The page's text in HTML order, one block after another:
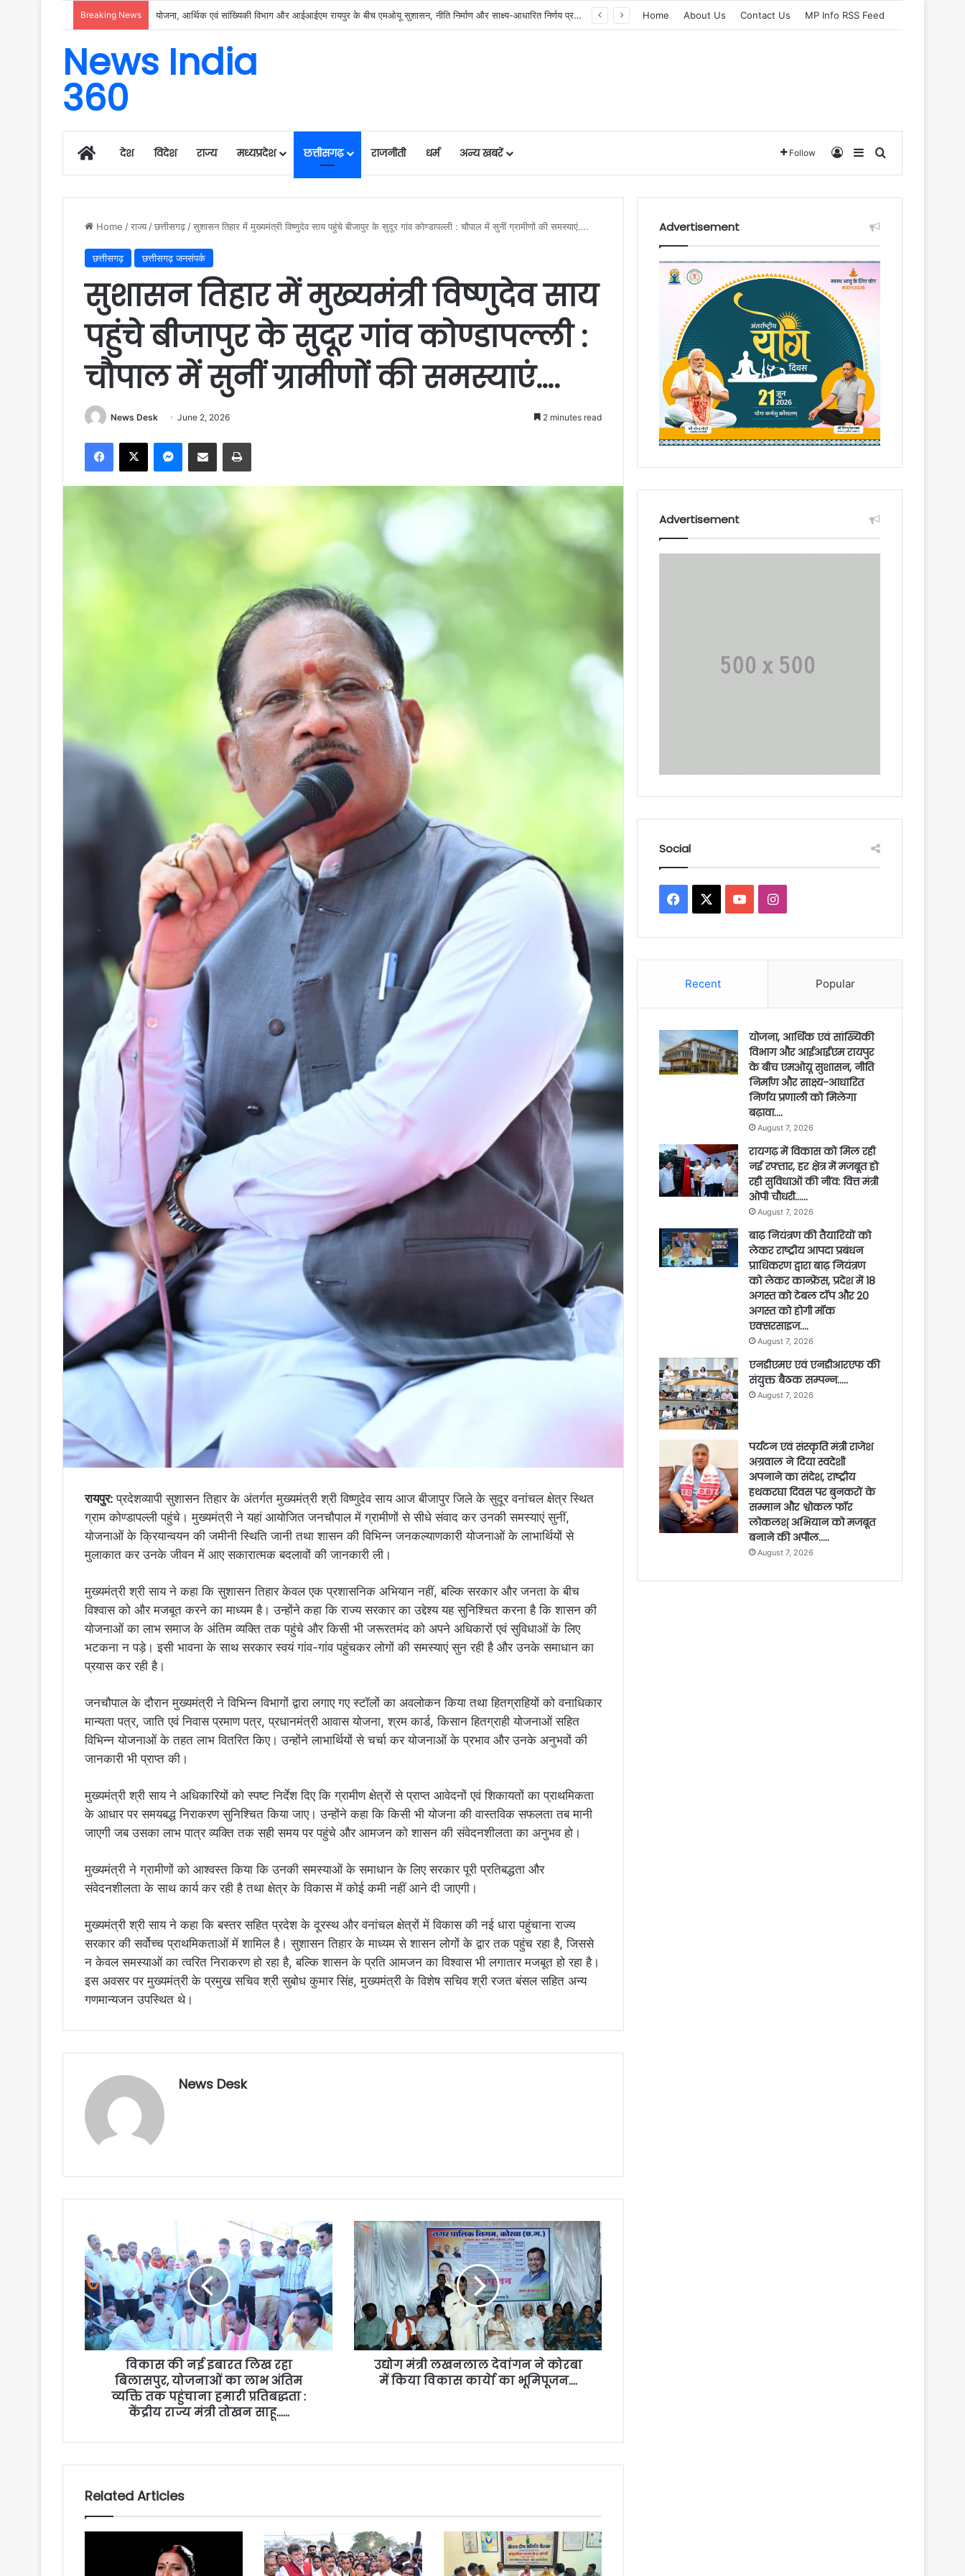
Breaking News रायगढ़ में विकास को मिल रही नई रफ्तार, हर क्षेत्र में मजबूत हो रही सुविधाओं की नींव: वित्त मंत्री ओपी चौधरी…… Home About Us Contact Us MP Info RSS Feed
News India
360
Homeदेश विदेश राज्य मध्यप्रदेश छत्तीसगढ़ राजनीती धर्म अन्य खबरें Follow Log InSidebarSearch for
Home /राज्य /छत्तीसगढ़ /सुशासन तिहार में मुख्यमंत्री विष्णुदेव साय पहुंचे बीजापुर के सुदूर गांव कोण्डापल्ली : चौपाल में सुनीं ग्रामीणों की समस्याएं….
छत्तीसगढ़ छत्तीसगढ़ जनसंपर्क
सुशासन तिहार में मुख्यमंत्री विष्णुदेव साय
पहुंचे बीजापुर के सुदूर गांव कोण्डापल्ली :
चौपाल में सुनीं ग्रामीणों की समस्याएं….
News Desk June 2, 2026 2 minutes read
Facebook
X Messenger
Share via Email Print
रायपुर:प्रदेशव्यापी सुशासन तिहार के अंतर्गत मुख्यमंत्री श्री विष्णुदेव साय आज बीजापुर जिले के सुदूर वनांचल क्षेत्र स्थित
ग्राम कोण्डापल्ली पहुंचे। मुख्यमंत्री ने यहां आयोजित जनचौपाल में ग्रामीणों से सीधे संवाद कर उनकी समस्याएं सुनीं,
योजनाओं के क्रियान्वयन की जमीनी स्थिति जानी तथा शासन की विभिन्न जनकल्याणकारी योजनाओं के लाभार्थियों से
मुलाकात कर उनके जीवन में आए सकारात्मक बदलावों की जानकारी ली।
मुख्यमंत्री श्री साय ने कहा कि सुशासन तिहार केवल एक प्रशासनिक अभियान नहीं, बल्कि सरकार और जनता के बीच
विश्वास को और मजबूत करने का माध्यम है। उन्होंने कहा कि राज्य सरकार का उद्देश्य यह सुनिश्चित करना है कि शासन की
योजनाओं का लाभ समाज के अंतिम व्यक्ति तक पहुंचे और किसी भी जरूरतमंद को अपने अधिकारों एवं सुविधाओं के लिए
भटकना न पड़े। इसी भावना के साथ सरकार स्वयं गांव-गांव पहुंचकर लोगों की समस्याएं सुन रही है और उनके समाधान का
प्रयास कर रही है।
जनचौपाल के दौरान मुख्यमंत्री ने विभिन्न विभागों द्वारा लगाए गए स्टॉलों का अवलोकन किया तथा हितग्राहियों को वनाधिकार
मान्यता पत्र, जाति एवं निवास प्रमाण पत्र, प्रधानमंत्री आवास योजना, श्रम कार्ड, किसान हितग्राही योजनाओं सहित
विभिन्न योजनाओं के तहत लाभ वितरित किए। उन्होंने लाभार्थियों से चर्चा कर योजनाओं के प्रभाव और उनके अनुभवों की
जानकारी भी प्राप्त की।
मुख्यमंत्री श्री साय ने अधिकारियों को स्पष्ट निर्देश दिए कि ग्रामीण क्षेत्रों से प्राप्त आवेदनों एवं शिकायतों का प्राथमिकता
के आधार पर समयबद्ध निराकरण सुनिश्चित किया जाए। उन्होंने कहा कि किसी भी योजना की वास्तविक सफलता तब मानी
जाएगी जब उसका लाभ पात्र व्यक्ति तक सही समय पर पहुंचे और आमजन को शासन की संवेदनशीलता का अनुभव हो।
मुख्यमंत्री ने ग्रामीणों को आश्वस्त किया कि उनकी समस्याओं के समाधान के लिए सरकार पूरी प्रतिबद्धता और
संवेदनशीलता के साथ कार्य कर रही है तथा क्षेत्र के विकास में कोई कमी नहीं आने दी जाएगी।
मुख्यमंत्री श्री साय ने कहा कि बस्तर सहित प्रदेश के दूरस्थ और वनांचल क्षेत्रों में विकास की नई धारा पहुंचाना राज्य
सरकार की सर्वोच्च प्राथमिकताओं में शामिल है। सुशासन तिहार के माध्यम से शासन लोगों के द्वार तक पहुंच रहा है, जिससे
न केवल समस्याओं का त्वरित निराकरण हो रहा है, बल्कि शासन के प्रति आमजन का विश्वास भी लगातार मजबूत हो रहा है।
इस अवसर पर मुख्यमंत्री के प्रमुख सचिव श्री सुबोध कुमार सिंह, मुख्यमंत्री के विशेष सचिव श्री रजत बंसल सहित अन्य
गणमान्यजन उपस्थित थे।
News Desk
विकास की नई इबारत लिख रहा
बिलासपुर, योजनाओं का लाभ अंतिम
व्यक्ति तक पहुंचाना हमारी प्रतिबद्धता :
केंद्रीय राज्य मंत्री तोखन साहू……
उद्योग मंत्री लखनलाल देवांगन ने कोरबा
में किया विकास कार्येा का भूमिपूजन….
Related Articles
Advertisement
Advertisement
Social
Facebook YouTubeInstagram
Recent Popular
योजना, आर्थिक एवं सांख्यिकी
विभाग और आईआईएम रायपुर
के बीच एमओयू सुशासन, नीति
निर्माण और साक्ष्य-आधारित
निर्णय प्रणाली को मिलेगा
बढ़ावा….
August 7, 2026
रायगढ़ में विकास को मिल रही
नई रफ्तार, हर क्षेत्र में मजबूत हो
रही सुविधाओं की नींव: वित्त मंत्री
ओपी चौधरी……
August 7, 2026
बाढ़ नियंत्रण की तैयारियों को
लेकर राष्ट्रीय आपदा प्रबंधन
प्राधिकरण द्वारा बाढ़ नियंत्रण
को लेकर कान्फ्रेंस, प्रदेश में 18
अगस्त को टेबल टॉप और 20
अगस्त को होगी मॉक
एक्सरसाइज….
August 7, 2026
एनडीएमए एवं एनडीआरएफ की
संयुक्त बैठक सम्पन्न…..
August 7, 2026
पर्यटन एवं संस्कृति मंत्री राजेश
अग्रवाल ने दिया स्वदेशी
अपनाने का संदेश, राष्ट्रीय
हथकरघा दिवस पर बुनकरों के
सम्मान और श्वोकल फॉर
लोकलश् अभियान को मजबूत
बनाने की अपील…..
August 7, 2026